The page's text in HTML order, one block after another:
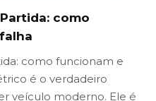
como
como funcionam e
é o verdadeiro
veículo moderno. Ele é